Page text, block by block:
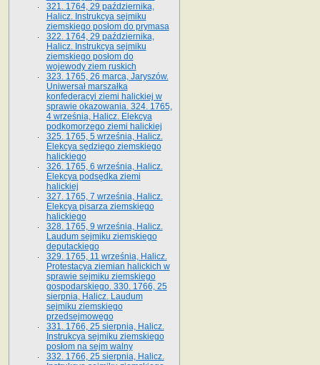
321. 1764, 29 października,
Halicz. Instrukcya sejmiku
ziemskiego posłom do prymasa
322. 1764, 29 października,
Halicz. Instrukcya sejmiku
ziemskiego posłom do
wojewody ziem ruskich
323. 1765, 26 marca, Jaryszów.
Uniwersał marszałka
konfederacyi ziemi halickiej w
sprawie okazowania. 324. 1765,
4 września, Halicz. Elekcya
podkomorzego ziemi halickiej
325. 1765, 5 września, Halicz.
Elekcya sędziego ziemskiego
halickiego
326. 1765, 6 września, Halicz.
Elekcya podsędka ziemi
halickiej
327. 1765, 7 września, Halicz.
Elekcya pisarza ziemskiego
halickiego
328. 1765, 9 września, Halicz.
Laudum sejmiku ziemskiego
deputackiego
329. 1765, 11 września, Halicz.
Protestacya ziemian halickich w
sprawie sejmiku ziemskiego
gospodarskiego. 330. 1766, 25
sierpnia, Halicz. Laudum
sejmiku ziemskiego
przedsejmowego
331. 1766, 25 sierpnia, Halicz.
Instrukcya sejmiku ziemskiego
posłom na sejm walny
332. 1766, 25 sierpnia, Halicz.